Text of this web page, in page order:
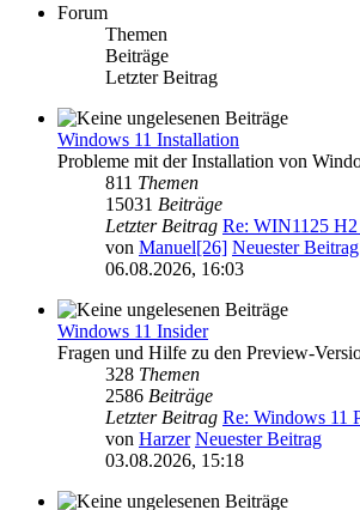
Forum
Themen
Beiträge
Letzter Beitrag
Windows 11 Installation
Probleme mit der Installation von
811 Themen
15031 Beiträge
Letzter Beitrag Re: WIN1125
von Manuel[26] Neuester Beitrag
06.08.2026, 16:03
Windows 11 Insider
Fragen und Hilfe zu den Preview-
328 Themen
2586 Beiträge
Letzter Beitrag Re: Windows 11
von Harzer Neuester Beitrag
03.08.2026, 15:18